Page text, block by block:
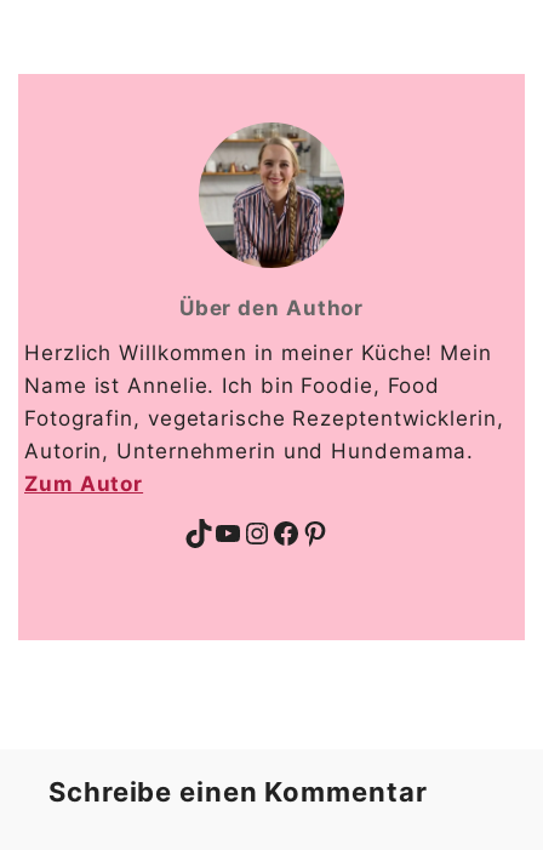
Über den Author
Herzlich Willkommen in meiner Küche! Mein
Name ist Annelie. Ich bin Foodie, Food
Fotografin, vegetarische Rezeptentwicklerin,
Autorin, Unternehmerin und Hundemama.
Zum Autor
TikTok
YouTube
Instagram
Facebook
Pinterest
Schreibe einen Kommentar